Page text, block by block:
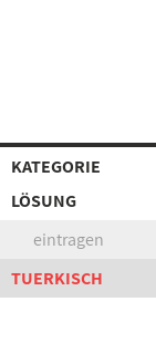
KATEGORIE
LÖSUNG
eintragen
TUERKISCH